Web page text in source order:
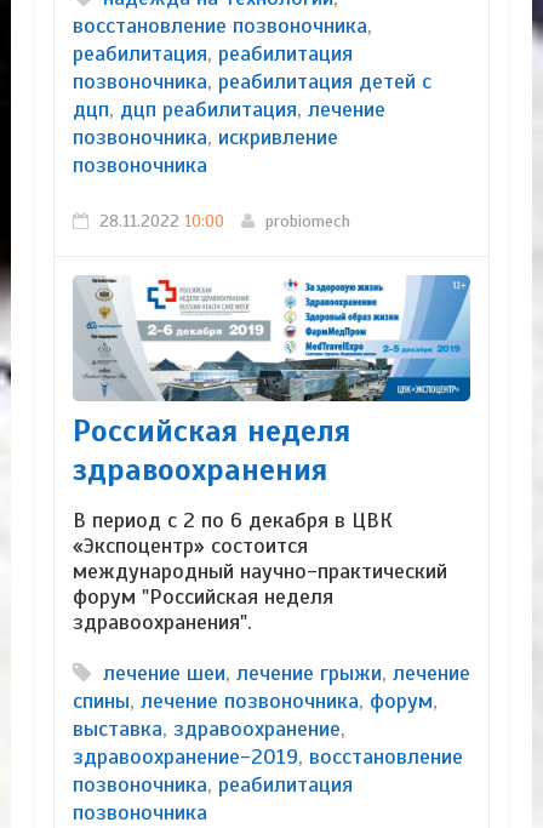
восстановление позвоночника,
реабилитация, реабилитация
позвоночника, реабилитация детей с
дцп, дцп реабилитация, лечение
позвоночника, искривление
позвоночника
28.11.2022 10:00 probiomech
Российская неделя
здравоохранения
В период с 2 по 6 декабря в ЦВК
«Экспоцентр» состоится
международный научно-практический
форум "Российская неделя
здравоохранения".
лечение шеи, лечение грыжи, лечение
спины, лечение позвоночника, форум,
выставка, здравоохранение,
здравоохранение-2019, восстановление
позвоночника, реабилитация
позвоночника